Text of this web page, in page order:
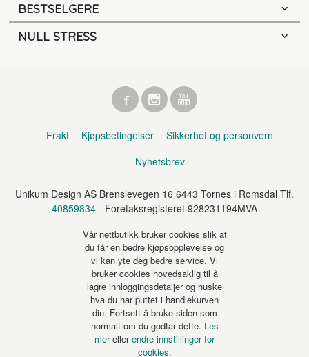
BESTSELGERE
NULL STRESS
Frakt Kjøpsbetingelser
Sikkerhet og personvern
Nyhetsbrev
Unikum Design AS Brenslevegen 16 6443 Tornes i Romsdal Tlf.
40859834 - Foretaksregisteret 928231194MVA
Vår nettbutikk bruker cookies slik at
du får en bedre kjøpsopplevelse og
vi kan yte deg bedre service. Vi
bruker cookies hovedsaklig til å
lagre innloggingsdetaljer og huske
hva du har puttet i handlekurven
din. Fortsett å bruke siden som
normalt om du godtar dette. Les
merellerendre innstillinger for
cookies.